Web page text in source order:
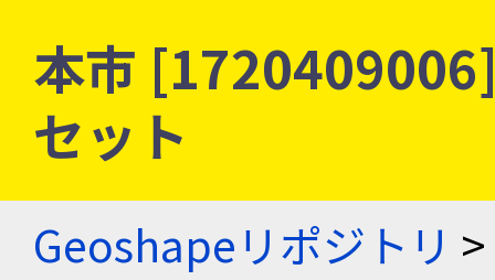
本市
セット
Geoshapeリポジトリ >